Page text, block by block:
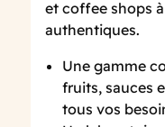
et coffee shops
authentiques.
Une gamme
fruits, sauces
tous vos